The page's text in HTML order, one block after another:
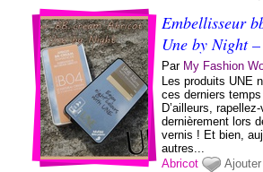
Embellisseur
Une by Night
Par My Fashion
Les produits UNE
ces derniers
D’ailleurs,
dernièrement lors
vernis ! Et bien,
autres...
Abricot